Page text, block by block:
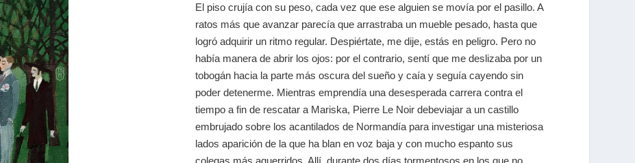
El piso crujía con su peso, cada vez que ese alguien se movía por el pasillo. A
ratos más que avanzar parecía que arrastraba un mueble pesado, hasta que
logró adquirir un ritmo regular. Despiértate, me dije, estás en peligro. Pero no
había manera de abrir los ojos: por el contrario, sentí que me deslizaba por un
tobogán hacia la parte más oscura del sueño y caía y seguía cayendo sin
poder detenerme. Mientras emprendía una desesperada carrera contra el
tiempo a fin de rescatar a Mariska, Pierre Le Noir debeviajar a un castillo
embrujado sobre los acantilados de Normandía para investigar una misteriosa
lados aparición de la que ha blan en voz baja y con mucho espanto sus
colegas más aguerridos. Allí, durante dos días tormentosos en los que no